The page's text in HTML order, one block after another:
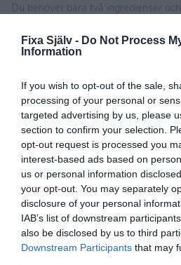
Fixa Själv - Do Not Process
Information
If you wish to opt-out of the sale,
processing of your personal or
targeted advertising by us, please
section to confirm your selection.
opt-out request is processed you
interest-based ads based on
us or personal information
your opt-out. You may separately
disclosure of your personal
IAB’s list of downstream
also be disclosed by us to third
Downstream Participants that may